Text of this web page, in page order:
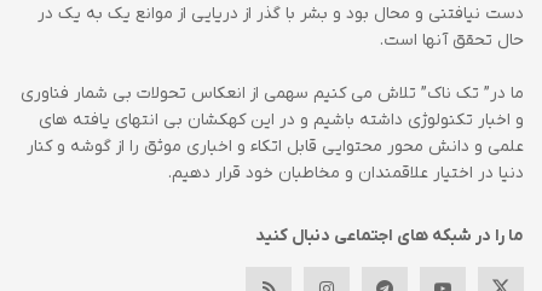
دست نیافتنی و محال بود و بشر با گذر از دریایی از موانع یک به یک در
حال تحقق آنها است.
ما در” تک ناک” تلاش می کنیم سهمی از انعکاس تحولات بی شمار فناوری
و اخبار تکنولوژی داشته باشیم و در این کهکشان بی انتهای یافته های
علمی و دانش محور محتوایی قابل اتکاء و اخباری موثق را از گوشه و کنار
دنیا در اختیار علاقمندان و مخاطبان خود قرار دهیم.
ما را در شبکه های اجتماعی دنبال کنید